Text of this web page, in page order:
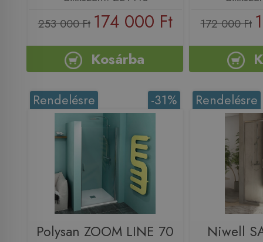
253 000 Ft 174 000 Ft
Kosárba
172 000 Ft
-31%
Rendelésre
Polysan ZOOM LINE 70
Rendelésre
Niwell